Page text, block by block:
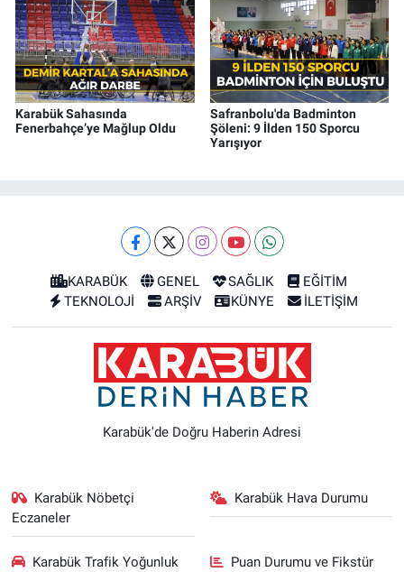
Karabük Sahasında
Fenerbahçe’ye Mağlup Oldu
Safranbolu'da Badminton
Şöleni: 9 İlden 150 Sporcu
Yarışıyor
KARABÜK GENEL SAĞLIK
EĞİTİM
TEKNOLOJİ
ARŞİV KÜNYE İLETİŞİM
Karabük'de Doğru Haberin Adresi
Karabük Nöbetçi
Eczaneler
Karabük Hava Durumu
Karabük Trafik Yoğunluk
Puan Durumu ve Fikstür